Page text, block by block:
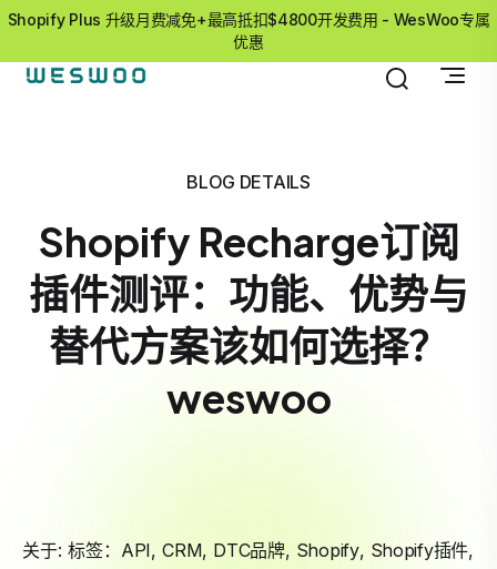
Shopify Plus 升级月费减免+最高抵扣$4800开发费用 - WesWoo专属
优惠
BLOG DETAILS
Shopify Recharge订阅
插件测评：功能、优势与
替代方案该如何选择？
weswoo
关于: 标签： API,CRM, DTC品牌, Shopify, Shopify插件,